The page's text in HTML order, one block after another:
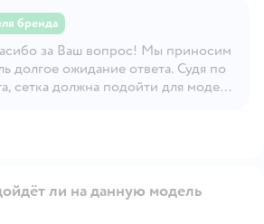
Открыть вопрос
бренда
за Ваш вопрос! Мы приносим
долгое ожидание ответа. Судя по
сетка должна подойти для модели
и этикетки! Мы желаем Вам
ли на данную модель